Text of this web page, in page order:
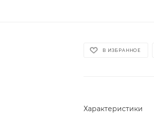
В ИЗБРАННОЕ
Характеристики